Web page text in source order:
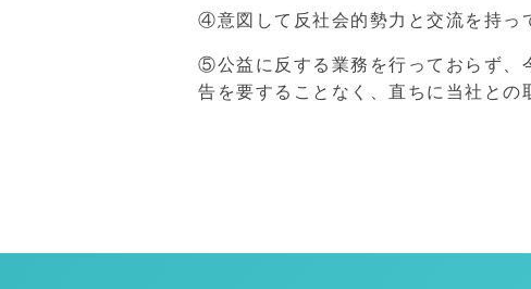
④意図して反社会的勢力と交流を持っ
⑤公益に反する業務を行っておらず、
告を要することなく、直ちに当社との